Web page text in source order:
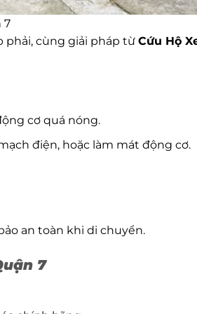
7
phải, cùng giải pháp từ Cứu Hộ
cơ quá nóng.
điện, hoặc làm mát động cơ.
an toàn khi di chuyển.
7